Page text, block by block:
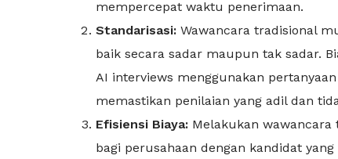
mempercepat waktu penerimaan.
Standarisasi: Wawancara tradisional
baik secara sadar maupun tak sadar.
AI interviews menggunakan
memastikan penilaian yang adil dan
Efisiensi Biaya: Melakukan
bagi perusahaan dengan kandidat